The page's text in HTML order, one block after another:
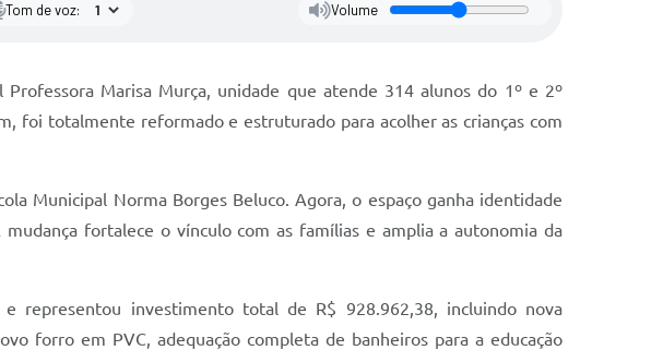
Tom de voz: Volume
Marisa Murça, unidade que atende 314 alunos do 1º e 2º
foi totalmente reformado e estruturado para acolher as crianças com
Municipal Norma Borges Beluco. Agora, o espaço ganha identidade
fortalece o vínculo com as famílias e amplia a autonomia da
investimento total de R$ 928.962,38, incluindo nova
forro em PVC, adequação completa de banheiros para a educação